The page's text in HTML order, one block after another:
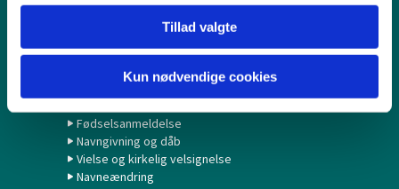
Tillad valgte
Kun nødvendige cookies
Konfirmation/Konfirmander
Minikonfirmander
Fødselsanmeldelse
Navngivning og dåb
Vielse og kirkelig velsignelse
Navneændring